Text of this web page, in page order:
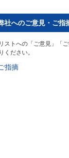
社へのご意見・ご指
ストへの「ご意見」「
ください。
指摘